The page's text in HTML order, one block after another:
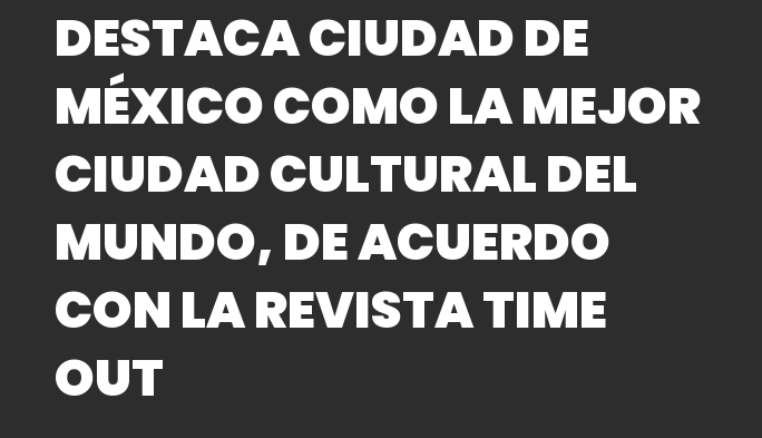
DESTACA CIUDAD DE
MÉXICO COMO LA MEJOR
CIUDAD CULTURAL DEL
MUNDO, DE ACUERDO
CON LA REVISTA TIME
OUT